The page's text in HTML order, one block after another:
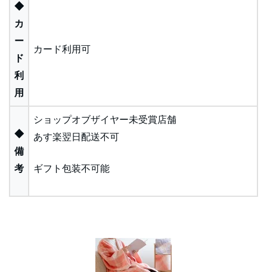
◆
カ
ー
ド
利
用
カード利用可
◆
備
考
ショップオブザイヤー未受賞店舗
あす楽翌日配送不可
ギフト包装不可能